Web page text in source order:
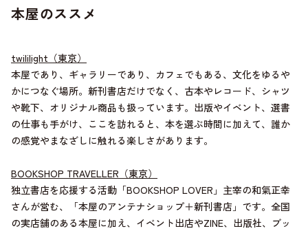
本屋のススメ
twililight（東京）
本屋であり、ギャラリーであり、カフェでもある、文化をゆるや
かにつなぐ場所。新刊書店だけでなく、古本やレコード、シャツ
や靴下、オリジナル商品も扱っています。出版やイベント、選書
の仕事も手がけ、ここを訪れると、本を選ぶ時間に加えて、誰か
の感覚やまなざしに触れる楽しさがあります。
BOOKSHOP TRAVELLER（東京）
独立書店を応援する活動「BOOKSHOP LOVER」主宰の和氣正幸
さんが営む、「本屋のアンテナショップ＋新刊書店」です。全国
の実店舗のある本屋に加え、イベント出店やZINE、出版社、ブッ